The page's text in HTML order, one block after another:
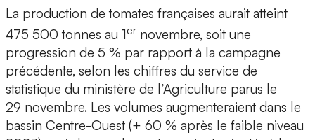
La production de tomates françaises aurait atteint
475 500 tonnes au 1er novembre, soit une
progression de 5 % par rapport à la campagne
précédente, selon les chiffres du service de
statistique du ministère de l’Agriculture parus le
29 novembre. Les volumes augmenteraient dans le
bassin Centre-Ouest (+ 60 % après le faible niveau